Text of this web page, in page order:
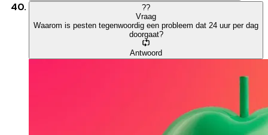
??
Vraag
Waarom is pesten tegenwoordig een probleem dat 24 uur per dag
doorgaat?
Antwoord